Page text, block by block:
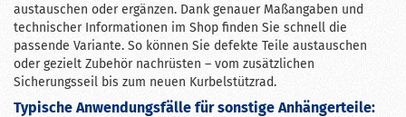
austauschen oder ergänzen. Dank genauer Maßangaben und
technischer Informationen im Shop finden Sie schnell die
passende Variante. So können Sie defekte Teile austauschen
oder gezielt Zubehör nachrüsten – vom zusätzlichen
Sicherungsseil bis zum neuen Kurbelstützrad.
Typische Anwendungsfälle für sonstige Anhängerteile: